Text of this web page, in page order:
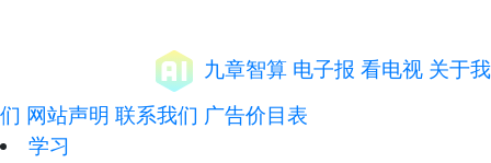
九章智算 电子报 看电视 关于我
们 网站声明 联系我们 广告价目表
学习